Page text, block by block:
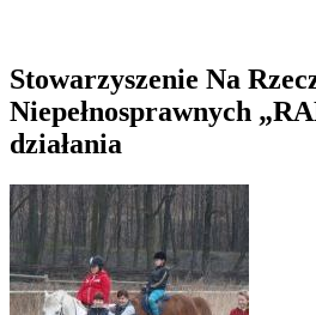
Stowarzyszenie Na
Niepełnosprawnych
działania